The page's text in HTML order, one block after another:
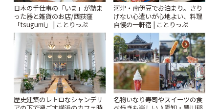
日本の手仕事の「いま」が詰ま
った器と雑貨のお店/西荻窪
「tsugumi」 | ことりっぷ
河津・南伊豆でお泊まり。さり
げない心遣いが心地よい、料理
自慢の一軒宿 | ことりっぷ
歴史建築のレトロなシャンデリ
名物いなり寿司やスイーツの食